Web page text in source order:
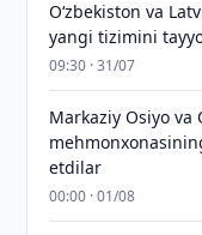
Oʻzbekiston va
yangi tizimini
09:30 · 31/07
Markaziy Osiyo va
etdilar
00:00 · 01/08